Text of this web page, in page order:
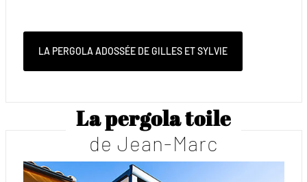
LA PERGOLA ADOSSÉE DE GILLES ET SYLVIE
La pergola toile
de Jean-Marc